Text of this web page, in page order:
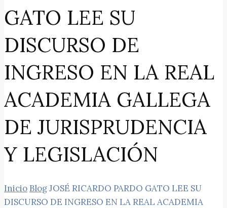
GATO LEE SU
DISCURSO DE
INGRESO EN LA REAL
ACADEMIA GALLEGA
DE JURISPRUDENCIA
Y LEGISLACIÓN
Inicio BlogJOSÉ RICARDO PARDO GATO LEE SU
DISCURSO DE INGRESO EN LA REAL ACADEMIA